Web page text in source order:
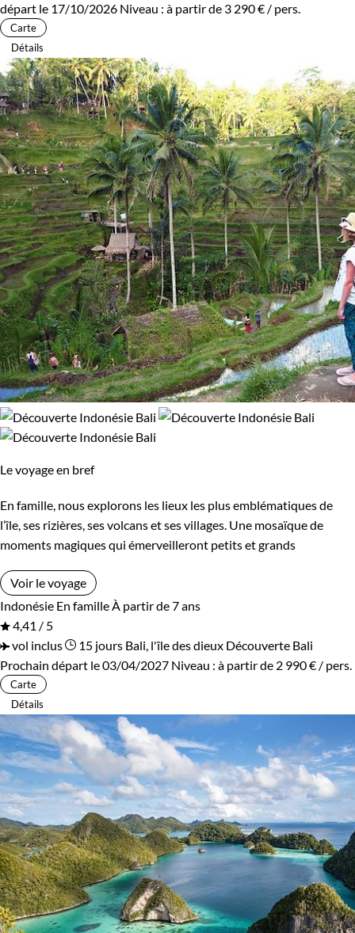
départ le 17/10/2026 Niveau : à partir de 3 290 € / pers.
Carte
Détails
Le voyage en bref
En famille, nous explorons les lieux les plus emblématiques de
l’île, ses rizières, ses volcans et ses villages. Une mosaïque de
moments magiques qui émerveilleront petits et grands
Voir le voyage
Indonésie En famille À partir de 7 ans
4,41 / 5
vol inclus
15 jours Bali, l'île des dieux Découverte Bali
Prochain départ le 03/04/2027 Niveau : à partir de 2 990 € / pers.
Carte
Détails